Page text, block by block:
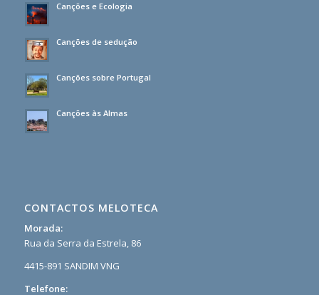
Canções e Ecologia
Canções de sedução
Canções sobre Portugal
Canções às Almas
CONTACTOS MELOTECA
Morada:
Rua da Serra da Estrela, 86
4415-891 SANDIM VNG
Telefone: